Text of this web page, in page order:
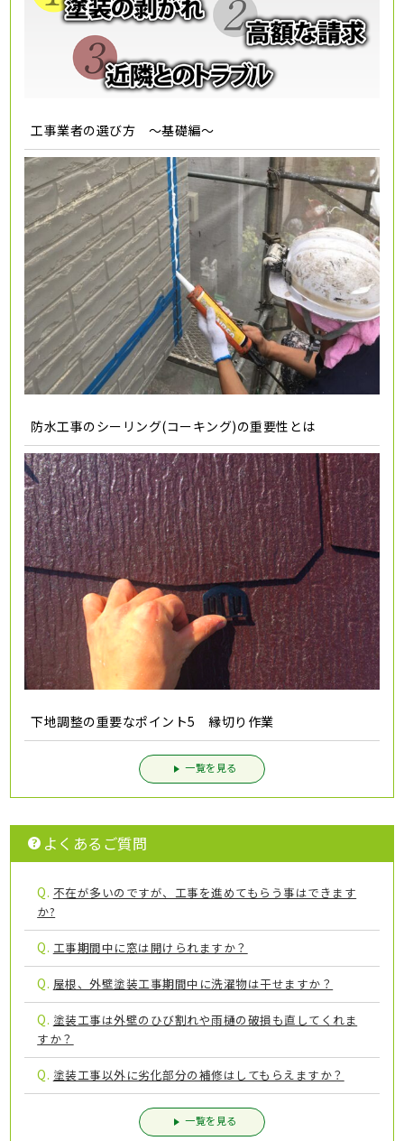
工事業者の選び方 ～基礎編～
防水工事のシーリング(コーキング)の重要性とは
下地調整の重要なポイント5 縁切り作業
一覧を見る
よくあるご質問
Q. 不在が多いのですが、工事を進めてもらう事はできます
か?
Q. 工事期間中に窓は開けられますか？
Q. 屋根、外壁塗装工事期間中に洗濯物は干せますか？
Q. 塗装工事は外壁のひび割れや雨樋の破損も直してくれま
すか？
Q. 塗装工事以外に劣化部分の補修はしてもらえますか？
一覧を見る